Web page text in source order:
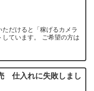
だけると「稼げるカメラ
ています。 ご希望の方は
仕入れに失敗しまし